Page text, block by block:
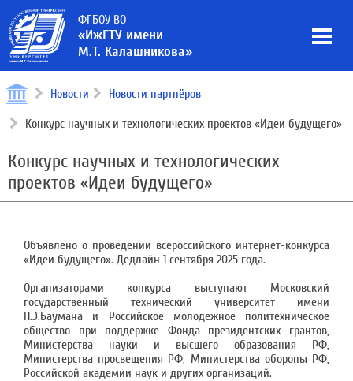
ФГБОУ ВО
«ИжГТУ имени
М.Т. Калашникова»
Новости Новости партнёров
Конкурс научных и технологических проектов «Идеи будущего»
Конкурс научных и технологических
проектов «Идеи будущего»
Объявлено о проведении всероссийского интернет-конкурса
«Идеи будущего». Дедлайн 1 сентября 2025 года.
Организаторами конкурса выступают Московский
государственный технический университет имени
Н.Э.Баумана и Российское молодежное политехническое
общество при поддержке Фонда президентских грантов,
Министерства науки и высшего образования РФ,
Министерства просвещения РФ, Министерства обороны РФ,
Российской академии наук и других организаций.